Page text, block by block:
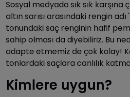
Sosyal medyada sık sık karşına
altın sarısı arasındaki rengin
tonundaki saç renginin hafif
sahip olması da diyebiliriz. Bu
adapte etmemiz de çok kolay!
tonlardaki saçlara canlılık
Kimlere uygun?